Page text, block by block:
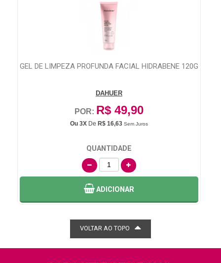
ABSORVENTE SEMPRE LIVRE NOTURNO COM ABAS
JOHNSON & JOHNSON MEDICAL
POR: R$ 14,99
Ou 3XDeR$ 5,00 Sem Juros
QUANTIDADE
ADICIONAR
VOLTAR AO TOPO